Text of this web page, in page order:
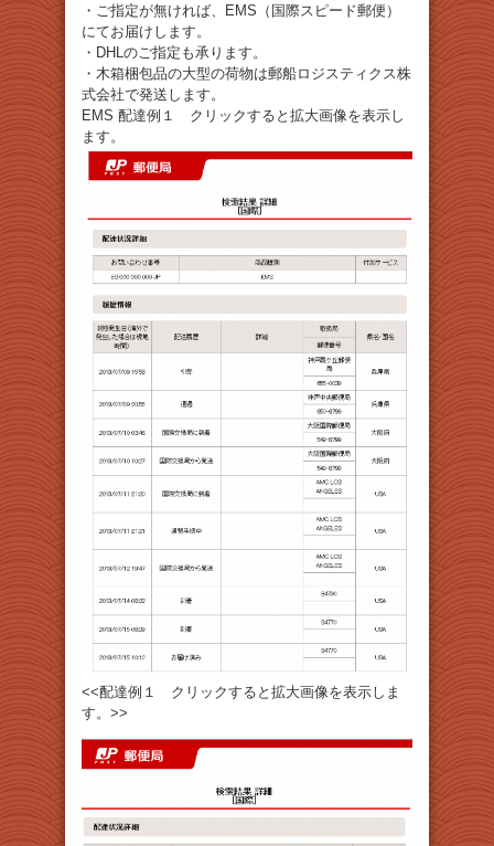
・ご指定が無ければ、EMS（国際スピード郵便）
にてお届けします。
・DHLのご指定も承ります。
・木箱梱包品の大型の荷物は郵船ロジスティクス株
式会社で発送します。
EMS 配達例１ クリックすると拡大画像を表示し
ます。
<<配達例１ クリックすると拡大画像を表示しま
す。>>